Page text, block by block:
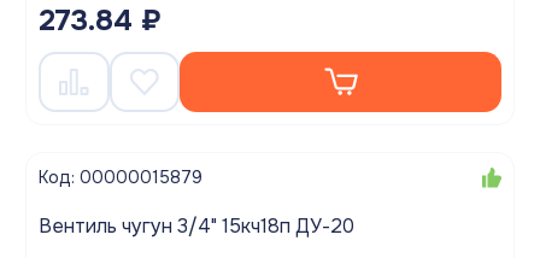
273.84 ₽
Код: 00000015879
Вентиль чугун 3/4" 15кч18п ДУ-20